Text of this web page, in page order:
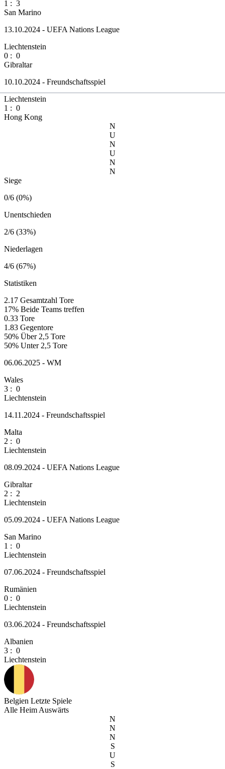
1 : 3
San Marino
13.10.2024 - UEFA Nations League
Liechtenstein
0 : 0
Gibraltar
10.10.2024 - Freundschaftsspiel
Liechtenstein
1 : 0
Hong Kong
N
U
N
U
N
N
Siege
0/6 (0%)
Unentschieden
2/6 (33%)
Niederlagen
4/6 (67%)
Statistiken
2.17 Gesamtzahl Tore
17% Beide Teams treffen
0.33 Tore
1.83 Gegentore
50% Über 2,5 Tore
50% Unter 2,5 Tore
06.06.2025 - WM
Wales
3 : 0
Liechtenstein
14.11.2024 - Freundschaftsspiel
Malta
2 : 0
Liechtenstein
08.09.2024 - UEFA Nations League
Gibraltar
2 : 2
Liechtenstein
05.09.2024 - UEFA Nations League
San Marino
1 : 0
Liechtenstein
07.06.2024 - Freundschaftsspiel
Rumänien
0 : 0
Liechtenstein
03.06.2024 - Freundschaftsspiel
Albanien
3 : 0
Liechtenstein
Belgien Letzte Spiele
Alle Heim Auswärts
N
N
N
S
U
S